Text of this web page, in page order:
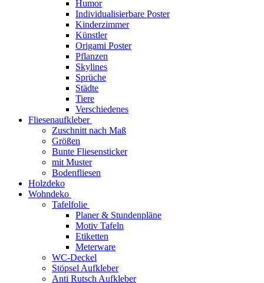
Humor
Individualisierbare Poster
Kinderzimmer
Künstler
Origami Poster
Pflanzen
Skylines
Sprüche
Städte
Tiere
Verschiedenes
Fliesenaufkleber
Zuschnitt nach Maß
Größen
Bunte Fliesensticker
mit Muster
Bodenfliesen
Holzdeko
Wohndeko
Tafelfolie
Planer & Stundenpläne
Motiv Tafeln
Etiketten
Meterware
WC-Deckel
Stöpsel Aufkleber
Anti Rutsch Aufkleber